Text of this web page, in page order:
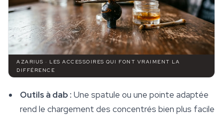
AZARIUS · LES ACCESSOIRES QUI FONT VRAIMENT LA
DIFFÉRENCE
Outils à dab : Une spatule ou une pointe adaptée
rend le chargement des concentrés bien plus facile